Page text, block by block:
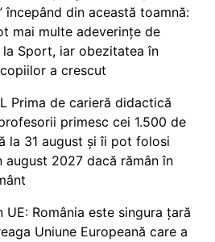
începând din această toamnă:
mai multe adeverințe de
la Sport, iar obezitatea în
a crescut
Prima de carieră didactică
primesc cei 1.500 de
la 31 august și îi pot folosi
august 2027 dacă rămân în
UE: România este singura țară
Uniune Europeană care a